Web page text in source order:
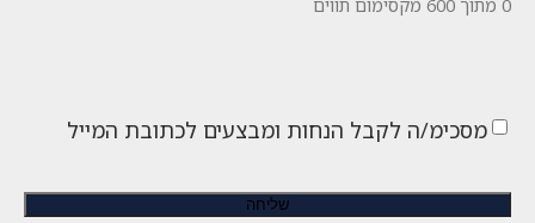
0 מתוך 600 מקסימום תווים
מסכימ/ה לקבל הנחות ומבצעים לכתובת המייל